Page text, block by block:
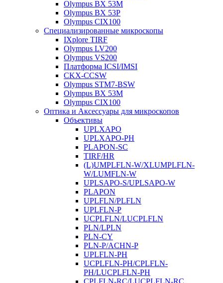
Olympus BX 53M
Olympus BX 53P
Olympus CIX100
Специализированные микроскопы
IXplore TIRF
Olympus LV200
Olympus VS200
Платформа ICSI/IMSI
CKX-CCSW
Olympus STM7-BSW
Olympus BX 53M
Olympus CIX100
Оптика и Аксессуары для микроскопов
Объективы
UPLXAPO
UPLXAPO-PH
PLAPON-SC
TIRF/HR
(L)UMPLFLN-W/XLUMPLFLN-
W/LUMFLN-W
UPLSAPO-S/UPLSAPO-W
PLAPON
UPLFLN/PLFLN
UPLFLN-P
UCPLFLN/LUCPLFLN
PLN/LPLN
PLN-CY
PLN-P/ACHN-P
UPLFLN-PH
UCPLFLN-PH/CPLFLN-
PH/LUCPLFLN-PH
CPLFLN-RC/LUCPLFLN-RC